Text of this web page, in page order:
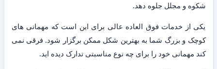
شکوه و مجلل جلوه دهد.
یکی از خدمات فوق العاده عالی برای این است که مهمانی های
کوچک و بزرگ شما به بهترین شکل ممکن برگزار شود. فرقی نمی
کند مهمانی خود را برای چه نوع مناسبتی تدارک دیده اید.